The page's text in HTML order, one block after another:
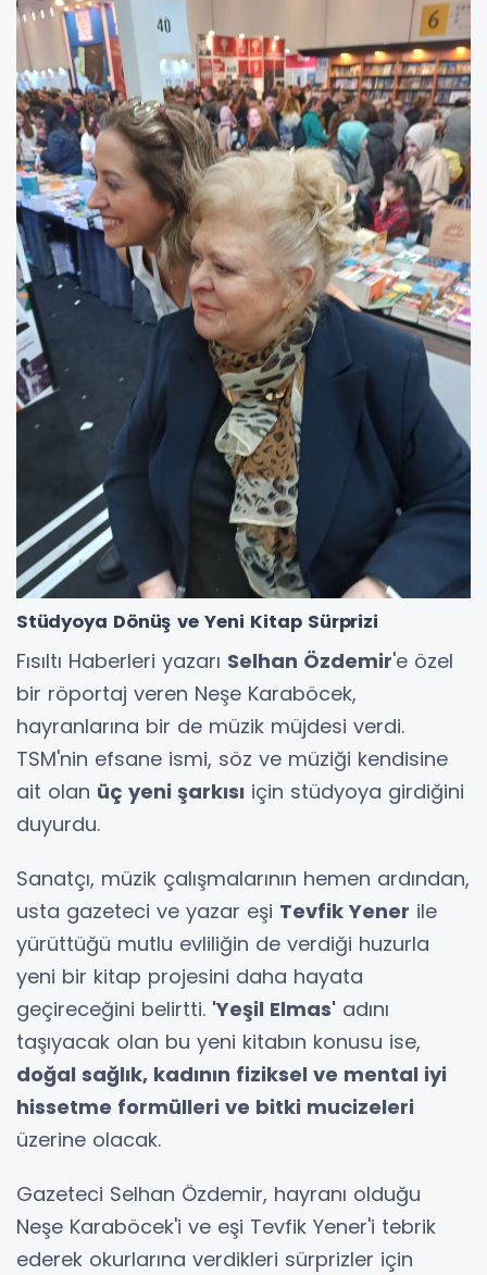
Stüdyoya Dönüş ve Yeni Kitap Sürprizi
Fısıltı Haberleri yazarı Selhan Özdemir'e özel
bir röportaj veren Neşe Karaböcek,
hayranlarına bir de müzik müjdesi verdi.
TSM'nin efsane ismi, söz ve müziği kendisine
ait olan üç yeni şarkısı için stüdyoya girdiğini
duyurdu.
Sanatçı, müzik çalışmalarının hemen ardından,
usta gazeteci ve yazar eşi Tevfik Yener ile
yürüttüğü mutlu evliliğin de verdiği huzurla
yeni bir kitap projesini daha hayata
geçireceğini belirtti. 'Yeşil Elmas' adını
taşıyacak olan bu yeni kitabın konusu ise,
doğal sağlık, kadının fiziksel ve mental iyi
hissetme formülleri ve bitki mucizeleri
üzerine olacak.
Gazeteci Selhan Özdemir, hayranı olduğu
Neşe Karaböcek'i ve eşi Tevfik Yener'i tebrik
ederek okurlarına verdikleri sürprizler için